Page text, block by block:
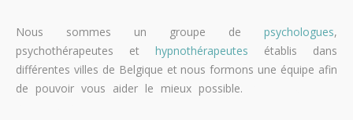
Nous sommes un groupe de psychologues,
psychothérapeutes et hypnothérapeutes établis dans
différentes villes de Belgique et nous formons une équipe afin
de pouvoir vous aider le mieux possible.